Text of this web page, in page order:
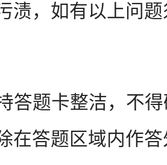
渍，如有以上问
题卡整洁，不得
在答题区域内作